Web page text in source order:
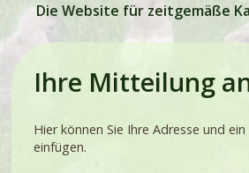
Die Website für zeitgemäße
Ihre Mitteilung
Hier können Sie Ihre Adresse und
einfügen.